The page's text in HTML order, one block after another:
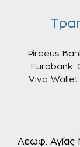
Piraeus
Eurobank:
Viva
Λεωφ. Αγίας